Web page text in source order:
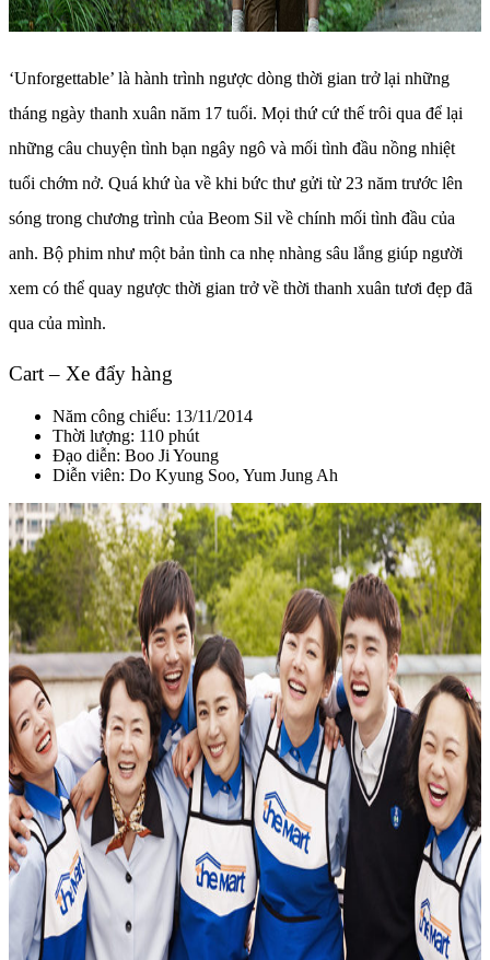
‘Unforgettable’ là hành trình ngược dòng thời gian trở lại những
tháng ngày thanh xuân năm 17 tuổi. Mọi thứ cứ thế trôi qua để lại
những câu chuyện tình bạn ngây ngô và mối tình đầu nồng nhiệt
tuổi chớm nở. Quá khứ ùa về khi bức thư gửi từ 23 năm trước lên
sóng trong chương trình của Beom Sil về chính mối tình đầu của
anh. Bộ phim như một bản tình ca nhẹ nhàng sâu lắng giúp người
xem có thể quay ngược thời gian trở về thời thanh xuân tươi đẹp đã
qua của mình.
Cart – Xe đẩy hàng
Năm công chiếu: 13/11/2014
Thời lượng: 110 phút
Đạo diễn: Boo Ji Young
Diễn viên: Do Kyung Soo, Yum Jung Ah